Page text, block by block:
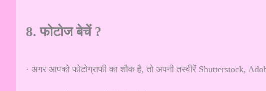
8. फोटोज बेचें ?
· अगर आपको फोटोग्राफी का शौक है, तो अपनी तस्वीरें Shutterstock,